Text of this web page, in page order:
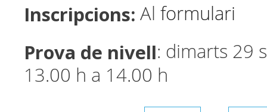
Inscripcions: Al formulari
Prova de nivell: dimarts 29
13.00 h a 14.00 h